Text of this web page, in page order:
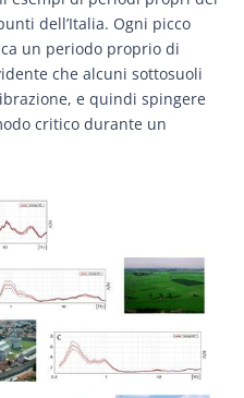
dell’Italia. Ogni picco
un periodo proprio di
che alcuni sottosuoli
e quindi spingere
critico durante un